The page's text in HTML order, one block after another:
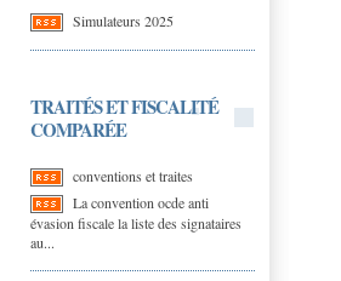
Simulateurs 2025
TRAITÉS ET FISCALITÉ
COMPARÉE
conventions et traites
La convention ocde anti
évasion fiscale la liste des signataires
au...